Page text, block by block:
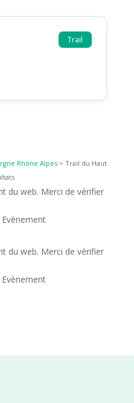
Trail
Rhône Alpes> Trail du Haut
du web. Merci de vérifier
du web. Merci de vérifier